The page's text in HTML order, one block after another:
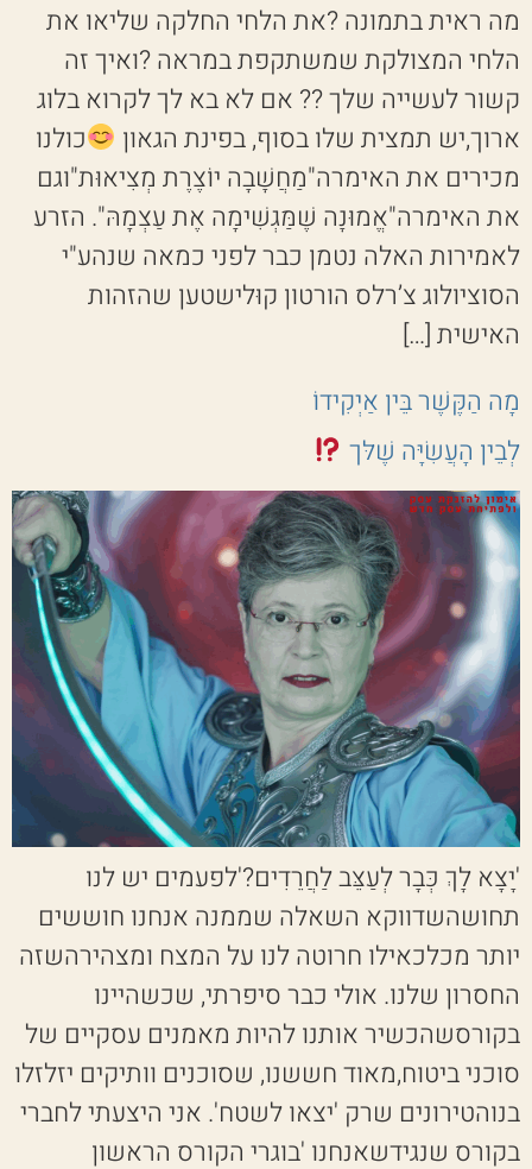
מה ראית בתמונה ?את הלחי החלקה שליאו את
הלחי המצולקת שמשתקפת במראה ?ואיך זה
קשור לעשייה שלך ?? אם לא בא לך לקרוא בלוג
ארוך,יש תמצית שלו בסוף, בפינת הגאון
כולנו
מכירים את האימרה"מַחֲשָׁבָה יוֹצֶרֶת מְצִיאוּת"וגם
את האימרה"אֱמוּנָה שֶׁמַּגְשִׁימָה אֶת עַצְמָהּ". הזרע
לאמירות האלה נטמן כבר לפני כמאה שנהע"י
הסוציולוג צ’רלס הורטון קוּלישטען שהזהות
האישית […]
מָה הַקֶּשֶׁר בֵּין אַיְקִידוֹ
לְבֵין הָעֲשִׂיָּה שֶׁלּך
'יָצָא לָךְ כְּבָר לְעַצֵּב לַחֲרֵדִים?'לפעמים יש לנו
תחושהשדווקא השאלה שממנה אנחנו חוששים
יותר מכלכאילו חרוטה לנו על המצח ומצהירהשזה
החסרון שלנו. אולי כבר סיפרתי, שכשהיינו
בקורסשהכשיר אותנו להיות מאמנים עסקיים של
סוכני ביטוח,מאוד חששנו, שסוכנים וותיקים יזלזלו
בנוהטירונים שרק 'יצאו לשטח'. אני היצעתי לחברי
בקורס שנגידשאנחנו 'בוגרי הקורס הראשון